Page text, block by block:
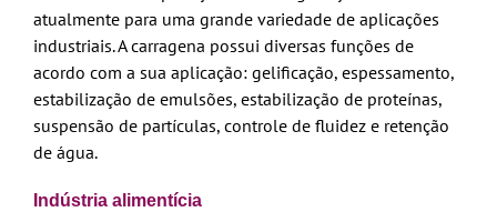
atualmente para uma grande variedade de aplicações
industriais. A carragena possui diversas funções de
acordo com a sua aplicação: gelificação, espessamento,
estabilização de emulsões, estabilização de proteínas,
suspensão de partículas, controle de fluidez e retenção
de água.
Indústria alimentícia